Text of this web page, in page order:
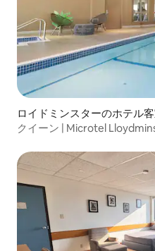
ロイドミンスターのホテル
クイーン | Microtel